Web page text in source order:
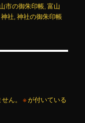
市の御朱印帳 ,富山
,神社 ,神社の御朱印帳
ん。 ※が付いている